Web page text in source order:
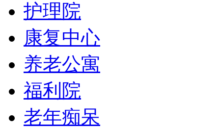
护理院
康复中心
养老公寓
福利院
老年痴呆